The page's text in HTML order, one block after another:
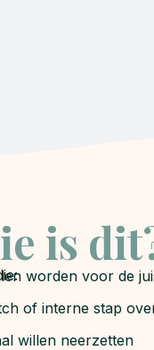
is
worden voor de
of interne stap
willen neerzetten